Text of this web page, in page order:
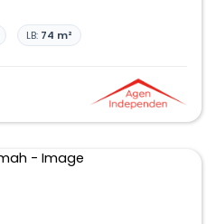
LB: 74 m²